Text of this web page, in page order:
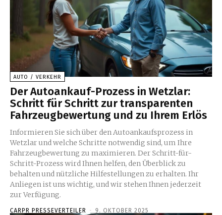
AUTO / VERKEHR
Der Autoankauf-Prozess in Wetzlar:
Schritt für Schritt zur transparenten
Fahrzeugbewertung und zu Ihrem Erlös
Informieren Sie sich über den Autoankaufsprozess in
Wetzlar und welche Schritte notwendig sind, um Ihre
Fahrzeugbewertung zu maximieren. Der Schritt-für-
Schritt-Prozess wird Ihnen helfen, den Überblick zu
behalten und nützliche Hilfestellungen zu erhalten. Ihr
Anliegen ist uns wichtig, und wir stehen Ihnen jederzeit
zur Verfügung.
CARPR PRESSEVERTEILER - 9. OKTOBER 2025